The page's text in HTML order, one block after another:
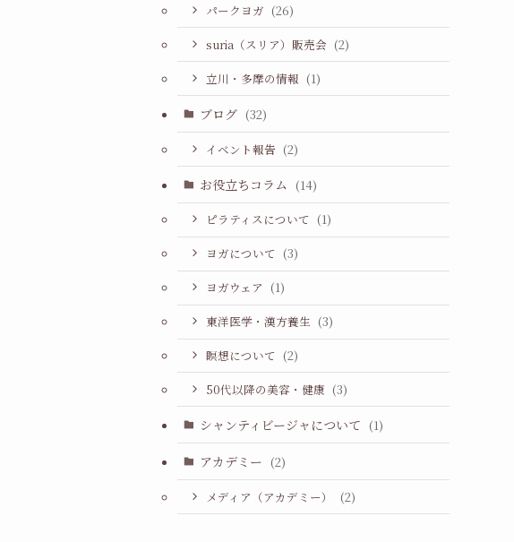
パークヨガ (26)
suria（スリア）販売会 (2)
立川・多摩の情報 (1)
ブログ (32)
イベント報告 (2)
お役立ちコラム (14)
ピラティスについて (1)
ヨガについて (3)
ヨガウェア (1)
東洋医学・漢方養生 (3)
瞑想について (2)
50代以降の美容・健康 (3)
シャンティビージャについて (1)
アカデミー (2)
メディア（アカデミー） (2)